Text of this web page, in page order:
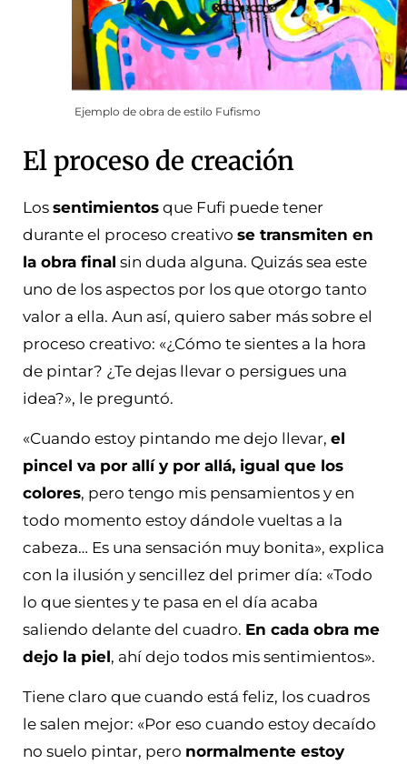
Ejemplo de obra de estilo Fufismo
El proceso de creación
Los sentimientos que Fufi puede tener
durante el proceso creativo se transmiten en
la obra final sin duda alguna. Quizás sea este
uno de los aspectos por los que otorgo tanto
valor a ella. Aun así, quiero saber más sobre el
proceso creativo: «¿Cómo te sientes a la hora
de pintar? ¿Te dejas llevar o persigues una
idea?», le preguntó.
«Cuando estoy pintando me dejo llevar, el
pincel va por allí y por allá, igual que los
colores, pero tengo mis pensamientos y en
todo momento estoy dándole vueltas a la
cabeza… Es una sensación muy bonita», explica
con la ilusión y sencillez del primer día: «Todo
lo que sientes y te pasa en el día acaba
saliendo delante del cuadro. En cada obra me
dejo la piel, ahí dejo todos mis sentimientos».
Tiene claro que cuando está feliz, los cuadros
le salen mejor: «Por eso cuando estoy decaído
no suelo pintar, pero normalmente estoy